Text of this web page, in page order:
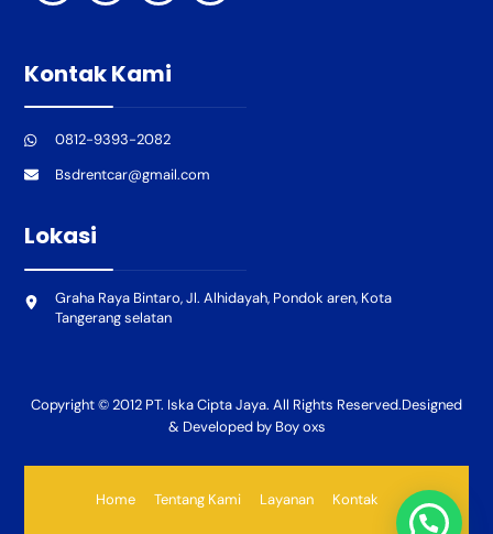
Kontak Kami
0812-9393-2082
Bsdrentcar@gmail.com
Lokasi
Graha Raya Bintaro, Jl. Alhidayah, Pondok aren, Kota
Tangerang selatan
Home Tentang Kami Layanan Kontak
Copyright © 2012 PT. Iska Cipta Jaya. All Rights Reserved.Designed
& Developed by Boy oxs